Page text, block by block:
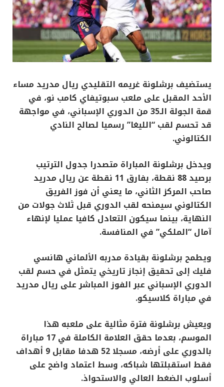
يستضيف برشلونة غريمه التقليدي ريال مدريد مساء
الأحد المقبل على ملعب سبوتيفاي كامب نو، في
قمة الجولة الـ35 من الدوري الإسباني، في مواجهة
قد تحسم لقب “الليغا” رسميا لصالح النادي
الكتالوني.
ويدخل برشلونة المباراة متصدرا جدول الترتيب
برصيد 88 نقطة، بفارق 11 نقطة عن ريال مدريد
صاحب المركز الثاني، ما يعني أن فوز الفريق
الكتالوني سيمنحه لقب الدوري قبل ثلاث جولات من
النهاية، بينما سيكون التعادل كافيا عمليا لإنهاء
آمال “الملكي” في المنافسة.
ويطمح برشلونة بقيادة مدربه الألماني هانسي
فليك إلى تحقيق إنجاز تاريخي يتمثل في حسم لقب
الدوري الإسباني عبر الفوز المباشر على ريال مدريد
في مباراة كلاسيكو.
ويعيش برشلونة فترة مثالية على ملعبه هذا
الموسم، بعدما حقق العلامة الكاملة في 17 مباراة
بالدوري على أرضه، مسجلا 52 هدفا مقابل 9 أهداف
فقط استقبلتها شباكه، وسط اعتماد واضح على
أسلوب الضغط العالي والاستحواذ.